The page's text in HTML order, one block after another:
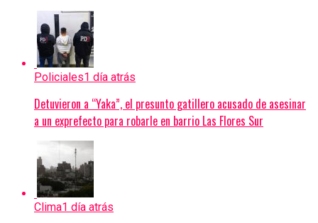
Policiales1 día atrás
Detuvieron a “Yaka”, el presunto gatillero acusado de asesinar
a un exprefecto para robarle en barrio Las Flores Sur
Clima1 día atrás